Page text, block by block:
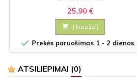
25,90 €
 Į krepšelį
 Prekės paruošimas 1 - 2 dienos.
ATSILIEPIMAI (0)